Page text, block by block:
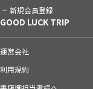
新規会員登録
GOOD LUCK TRIP
運営会社
利用規約